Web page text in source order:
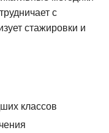
с
стажировки и
классов